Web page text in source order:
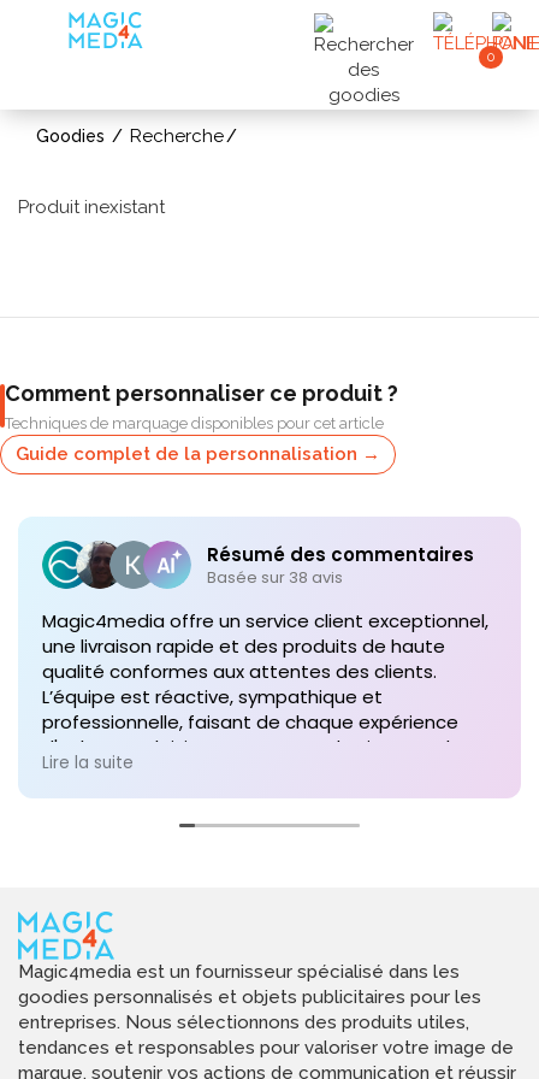
0
Goodies Recherche
Produit inexistant
Comment personnaliser ce produit ?
Techniques de marquage disponibles pour cet article
Guide complet de la personnalisation →
Résumé des commentaires
Basée sur 38 avis
Magic4media offre un service client exceptionnel,
une livraison rapide et des produits de haute
qualité conformes aux attentes des clients.
L’équipe est réactive, sympathique et
professionnelle, faisant de chaque expérience
d'achat un plaisir. Je recommande vivement leurs
services pour toute commande future de produits
personnalisés !
Lire la suite
Magic4media est un fournisseur spécialisé dans les
goodies personnalisés et objets publicitaires pour les
entreprises. Nous sélectionnons des produits utiles,
tendances et responsables pour valoriser votre image de
marque, soutenir vos actions de communication et réussir